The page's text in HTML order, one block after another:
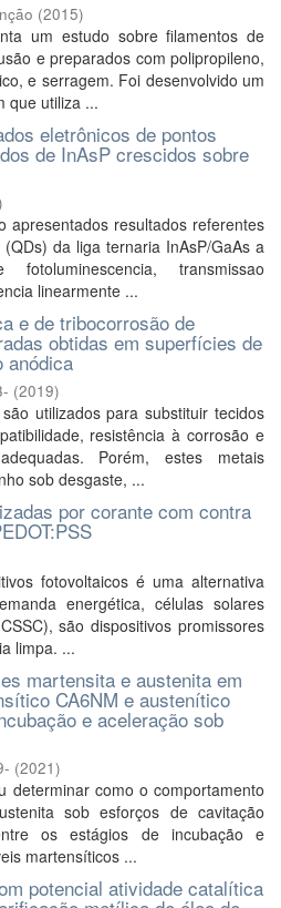
(2015)
um estudo sobre filamentos de
e preparados com polipropileno,
e serragem. Foi desenvolvido um
que utiliza ...
eletrônicos de pontos
de InAsP crescidos sobre
apresentados resultados referentes
da liga ternaria InAsP/GaAs a
transmissao
linearmente ...
e de tribocorrosão de
obtidas em superfícies de
anódica
(2019)
utilizados para substituir tecidos
resistência à corrosão e
Porém, estes metais
sob desgaste, ...
por corante com contra
fotovoltaicos é uma alternativa
energética, células solares
são dispositivos promissores
limpa. ...
martensita e austenita em
CA6NM e austenítico
e aceleração sob
(2021)
determinar como o comportamento
sob esforços de cavitação
os estágios de incubação e
martensíticos ...
potencial atividade catalítica